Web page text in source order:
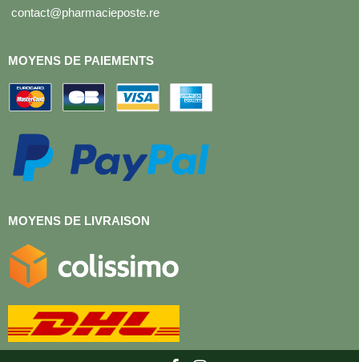
contact@pharmacieposte.re
MOYENS DE PAIEMENTS
MOYENS DE LIVRAISON